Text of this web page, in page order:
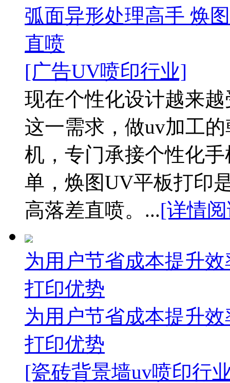
弧面异形处理高手 焕
直喷
[广告UV喷印行业]
现在个性化设计越来
这一需求，做uv加工
机，专门承接个性化
单，焕图UV平板打印
高落差直喷。...[详情
为用户节省成本提升
打印优势
为用户节省成本提升
打印优势
[瓷砖背景墙uv喷印行